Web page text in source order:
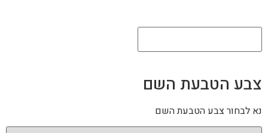
צבע הטבעת השם
נא לבחור צבע הטבעת השם